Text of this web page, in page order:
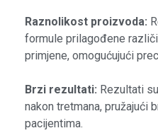
Raznolikost proizvoda:
formule prilagođene
primjene, omogućujući
Brzi rezultati: Rezultati
nakon tretmana, pružajući
pacijentima.